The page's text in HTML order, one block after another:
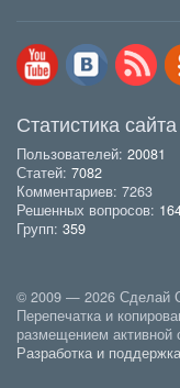
Статистика сайта
Пользователей: 20081
Статей: 7082
Комментариев: 7263
Решенных вопросов:
Групп: 359
© 2009 — 2026 Сделай
Перепечатка и
размещением активной
Разработка и